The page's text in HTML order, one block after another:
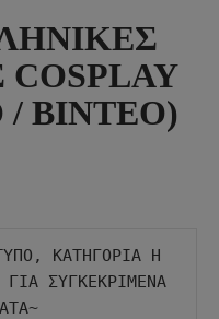
ΒΙΝΤΕΟ)
ΚΑΤΗΓΟΡΙΑ Η
ΣΥΓΚΕΚΡΙΜΕΝΑ
ΑΠΟΤΕΛΕΣΜΑΤΑ~